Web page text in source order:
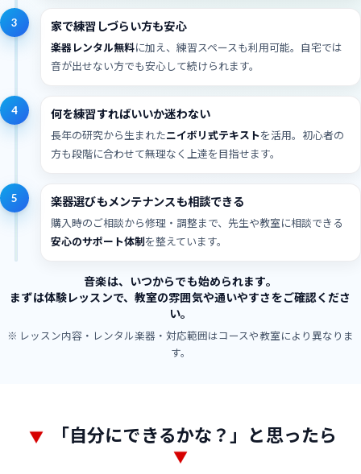
3 家で練習しづらい方も安心
楽器レンタル無料に加え、練習スペースも利用可能。自宅では
音が出せない方でも安心して続けられます。
4 何を練習すればいいか迷わない
長年の研究から生まれたニイボリ式テキストを活用。初心者の
方も段階に合わせて無理なく上達を目指せます。
5 楽器選びもメンテナンスも相談できる
購入時のご相談から修理・調整まで、先生や教室に相談できる
安心のサポート体制を整えています。
音楽は、いつからでも始められます。
まずは体験レッスンで、教室の雰囲気や通いやすさをご確認くださ
い。
※ レッスン内容・レンタル楽器・対応範囲はコースや教室により異なりま
す。
▼ 「自分にできるかな？」と思ったら
▼